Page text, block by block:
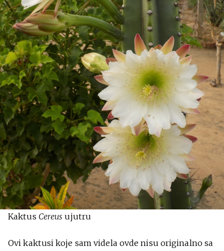
Kaktus Cereus ujutru
Ovi kaktusi koje sam videla ovde nisu originalno sa